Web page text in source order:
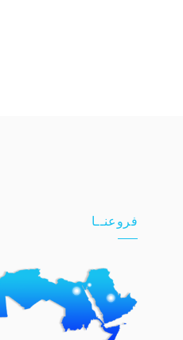
فروعنــا